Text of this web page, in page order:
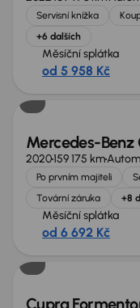
Servisní knížka
+6 dalších
Měsíční splátka
od 5 958 Kč
Možnost odpočtu
Mercedes-Benz
2020159 175 km
Po prvním majiteli
Tovární záruka
+8
Měsíční splátka
od 6 692 Kč
Nově v nabídce
Cupra